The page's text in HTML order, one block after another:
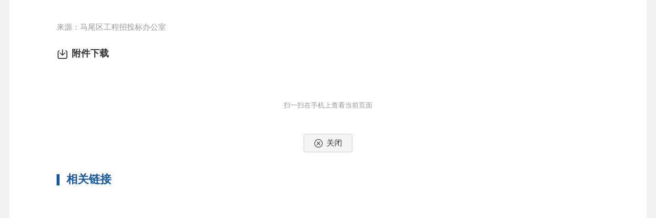
来源：马尾区工程招投标办公室
附件下载
扫一扫在手机上查看当前页面
关闭
相关链接